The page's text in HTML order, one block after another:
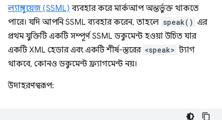
ল্যাঙ্গুয়েজ (SSML) ব্যবহার করে মার্কআপ অন্তর্ভুক্ত থাকতে
পারে। যদি আপনি SSML ব্যবহার করেন, তাহলে speak() এর
প্রথম যুক্তিটি একটি সম্পূর্ণ SSML ডকুমেন্ট হওয়া উচিত যার
একটি XML হেডার এবং একটি শীর্ষ-স্তরের <speak> ট্যাগ
থাকবে, কোনও ডকুমেন্ট ফ্র্যাগমেন্ট নয়।
উদাহরণস্বরূপ: